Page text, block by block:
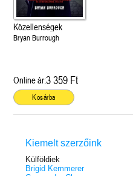
Közellenségek
Bryan Burrough
Online ár:3 359 Ft
Kosárba
Kiemelt szerzőink
Külföldiek
Brigid Kemmerer